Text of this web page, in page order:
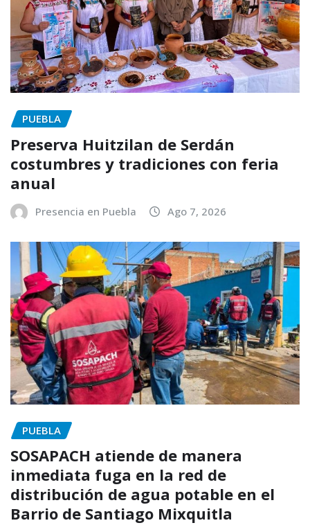
PUEBLA
Preserva Huitzilan de Serdán
costumbres y tradiciones con feria
anual
Presencia en Puebla Ago 7, 2026
PUEBLA
SOSAPACH atiende de manera
inmediata fuga en la red de
distribución de agua potable en el
Barrio de Santiago Mixquitla